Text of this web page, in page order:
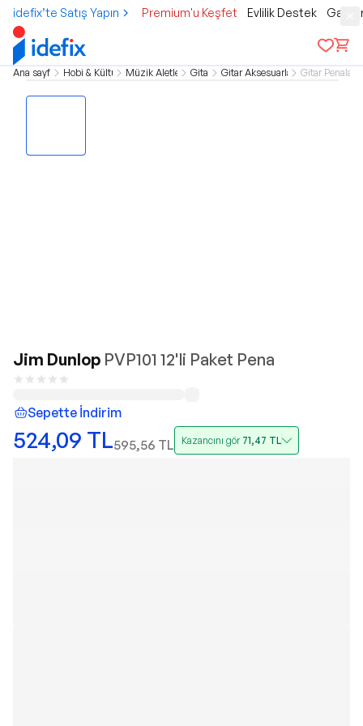
idefix’te Satış Yapın Premium'u Keşfet Evlilik Destek
Ana sayfa Hobi & Kültür Müzik Aletleri Gitar Gitar Aksesuarları Gitar Penaları
Jim Dunlop PVP101 12'li Paket Pena
Sepette İndirim
524,09 TL595,56 TL Kazancını gör 71,47 TL